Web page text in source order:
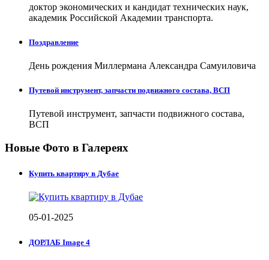
доктор экономических и кандидат технических наук,
академик Российской Академии транспорта.
Поздравление
День рождения Миллермана Александра Самуиловича
Путевой инструмент, запчасти подвижного состава, ВСП
Путевой инструмент, запчасти подвижного состава,
ВСП
Новые Фото в Галереях
Купить квартиру в Дубае
05-01-2025
ДОРЛАБ Image 4